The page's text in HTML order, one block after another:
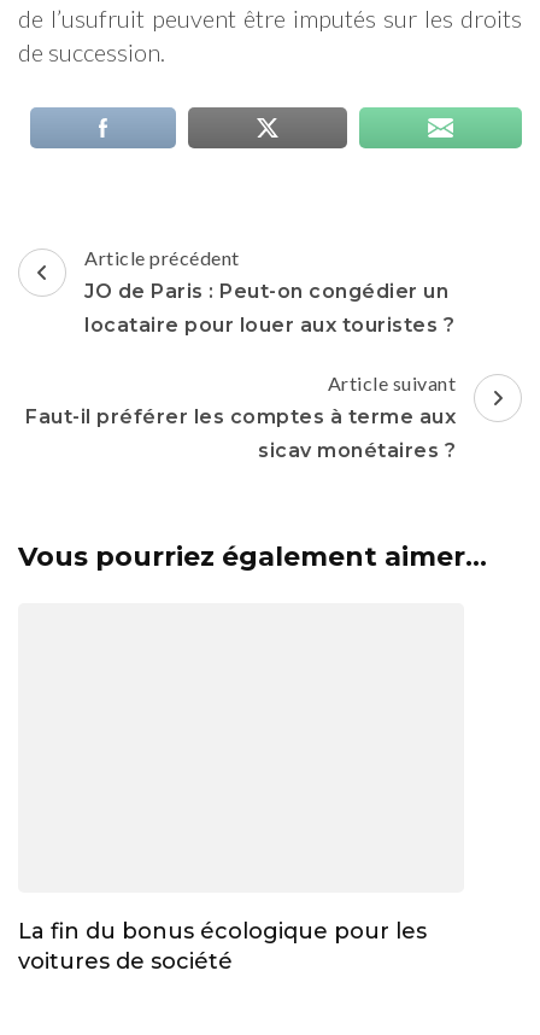
de l’usufruit peuvent être imputés sur les droits
de succession.
Navigation
d'article
Article précédent
JO de Paris : Peut-on congédier un
locataire pour louer aux touristes ?
Article suivant
Faut-il préférer les comptes à terme aux
sicav monétaires ?
Vous pourriez également aimer...
La fin du bonus écologique pour les
voitures de société